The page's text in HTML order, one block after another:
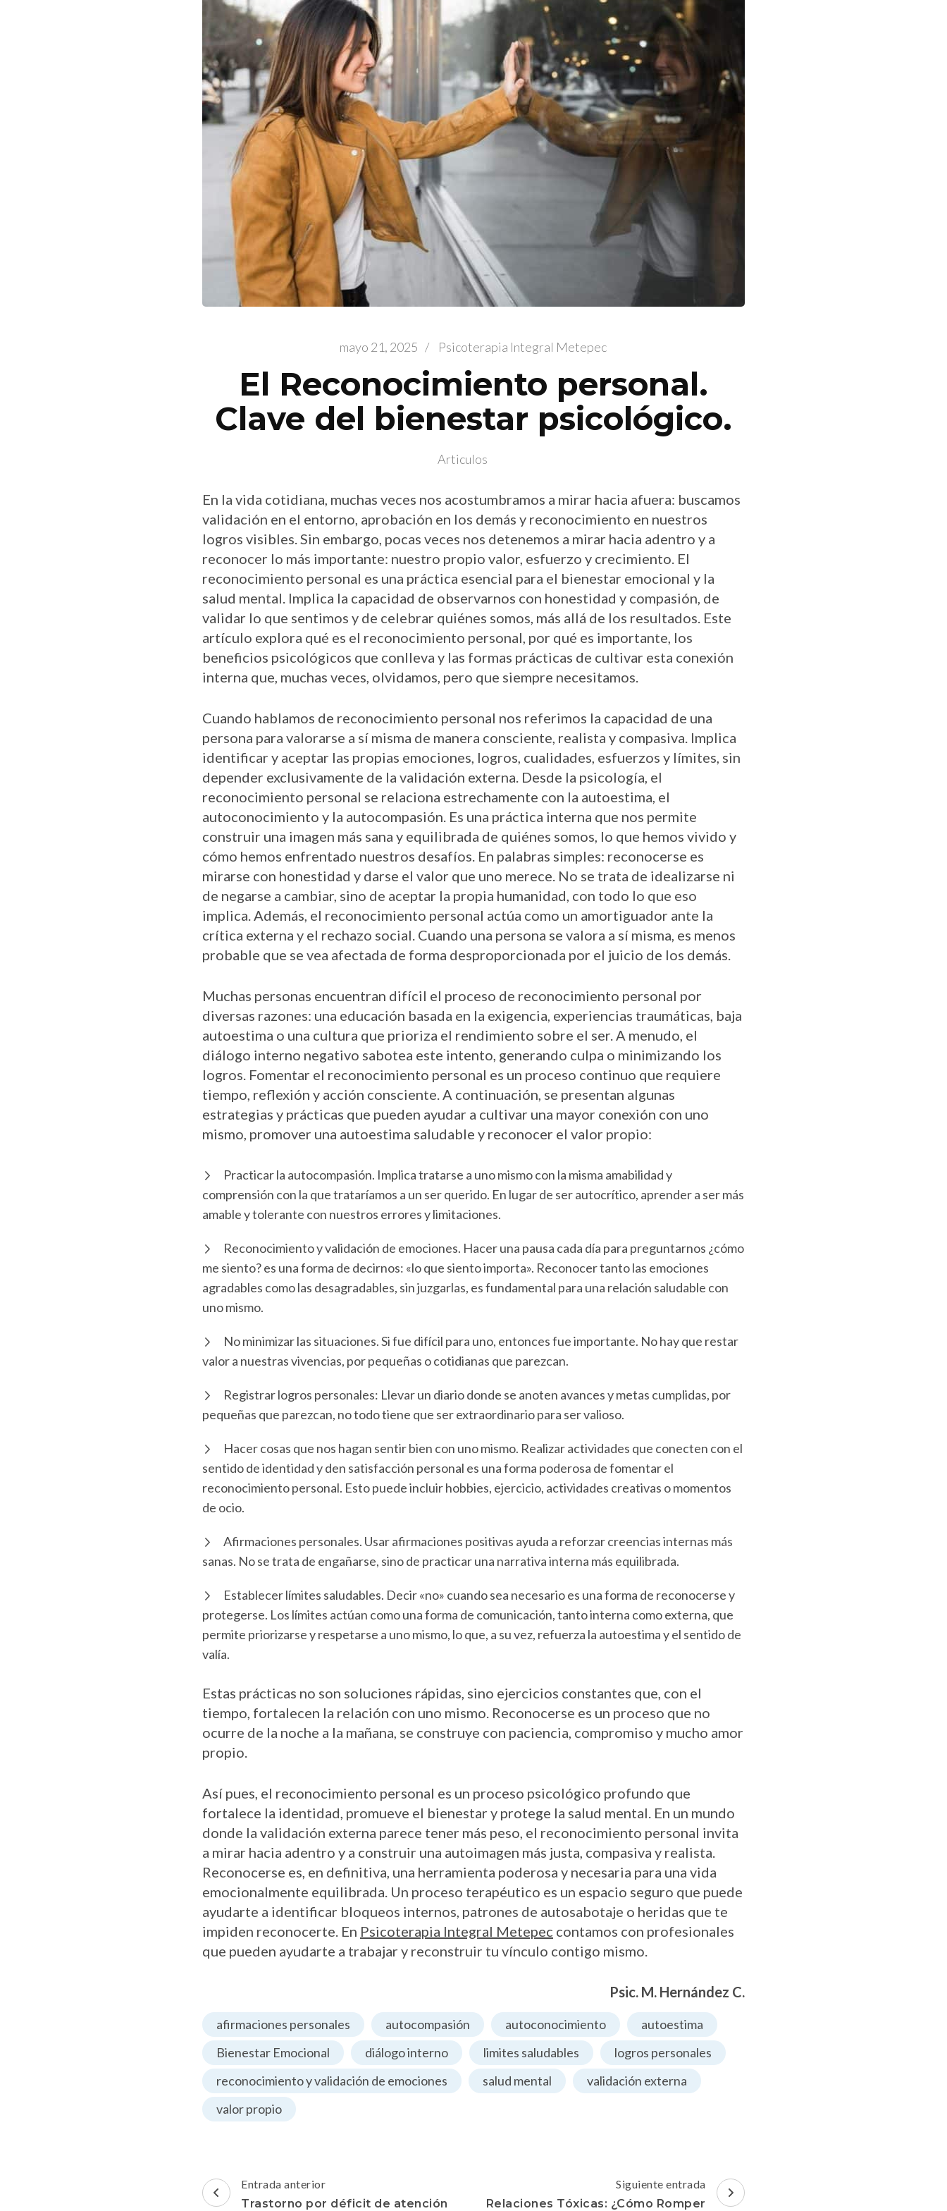
mayo 21, 2025 / Psicoterapia Integral Metepec
El Reconocimiento personal.
Clave del bienestar psicológico.
Articulos
En la vida cotidiana, muchas veces nos acostumbramos a mirar hacia afuera: buscamos
validación en el entorno, aprobación en los demás y reconocimiento en nuestros
logros visibles. Sin embargo, pocas veces nos detenemos a mirar hacia adentro y a
reconocer lo más importante: nuestro propio valor, esfuerzo y crecimiento. El
reconocimiento personal es una práctica esencial para el bienestar emocional y la
salud mental. Implica la capacidad de observarnos con honestidad y compasión, de
validar lo que sentimos y de celebrar quiénes somos, más allá de los resultados. Este
artículo explora qué es el reconocimiento personal, por qué es importante, los
beneficios psicológicos que conlleva y las formas prácticas de cultivar esta conexión
interna que, muchas veces, olvidamos, pero que siempre necesitamos.
Cuando hablamos de reconocimiento personal nos referimos la capacidad de una
persona para valorarse a sí misma de manera consciente, realista y compasiva. Implica
identificar y aceptar las propias emociones, logros, cualidades, esfuerzos y límites, sin
depender exclusivamente de la validación externa. Desde la psicología, el
reconocimiento personal se relaciona estrechamente con la autoestima, el
autoconocimiento y la autocompasión. Es una práctica interna que nos permite
construir una imagen más sana y equilibrada de quiénes somos, lo que hemos vivido y
cómo hemos enfrentado nuestros desafíos. En palabras simples: reconocerse es
mirarse con honestidad y darse el valor que uno merece. No se trata de idealizarse ni
de negarse a cambiar, sino de aceptar la propia humanidad, con todo lo que eso
implica. Además, el reconocimiento personal actúa como un amortiguador ante la
crítica externa y el rechazo social. Cuando una persona se valora a sí misma, es menos
probable que se vea afectada de forma desproporcionada por el juicio de los demás.
Muchas personas encuentran difícil el proceso de reconocimiento personal por
diversas razones: una educación basada en la exigencia, experiencias traumáticas, baja
autoestima o una cultura que prioriza el rendimiento sobre el ser. A menudo, el
diálogo interno negativo sabotea este intento, generando culpa o minimizando los
logros. Fomentar el reconocimiento personal es un proceso continuo que requiere
tiempo, reflexión y acción consciente. A continuación, se presentan algunas
estrategias y prácticas que pueden ayudar a cultivar una mayor conexión con uno
mismo, promover una autoestima saludable y reconocer el valor propio:
Practicar la autocompasión. Implica tratarse a uno mismo con la misma amabilidad y
comprensión con la que trataríamos a un ser querido. En lugar de ser autocrítico, aprender a ser más
amable y tolerante con nuestros errores y limitaciones.
Reconocimiento y validación de emociones. Hacer una pausa cada día para preguntarnos ¿cómo
me siento? es una forma de decirnos: «lo que siento importa». Reconocer tanto las emociones
agradables como las desagradables, sin juzgarlas, es fundamental para una relación saludable con
uno mismo.
No minimizar las situaciones. Si fue difícil para uno, entonces fue importante. No hay que restar
valor a nuestras vivencias, por pequeñas o cotidianas que parezcan.
Registrar logros personales: Llevar un diario donde se anoten avances y metas cumplidas, por
pequeñas que parezcan, no todo tiene que ser extraordinario para ser valioso.
Hacer cosas que nos hagan sentir bien con uno mismo. Realizar actividades que conecten con el
sentido de identidad y den satisfacción personal es una forma poderosa de fomentar el
reconocimiento personal. Esto puede incluir hobbies, ejercicio, actividades creativas o momentos
de ocio.
Afirmaciones personales. Usar afirmaciones positivas ayuda a reforzar creencias internas más
sanas. No se trata de engañarse, sino de practicar una narrativa interna más equilibrada.
Establecer límites saludables. Decir «no» cuando sea necesario es una forma de reconocerse y
protegerse. Los límites actúan como una forma de comunicación, tanto interna como externa, que
permite priorizarse y respetarse a uno mismo, lo que, a su vez, refuerza la autoestima y el sentido de
valía.
Estas prácticas no son soluciones rápidas, sino ejercicios constantes que, con el
tiempo, fortalecen la relación con uno mismo. Reconocerse es un proceso que no
ocurre de la noche a la mañana, se construye con paciencia, compromiso y mucho amor
propio.
Así pues, el reconocimiento personal es un proceso psicológico profundo que
fortalece la identidad, promueve el bienestar y protege la salud mental. En un mundo
donde la validación externa parece tener más peso, el reconocimiento personal invita
a mirar hacia adentro y a construir una autoimagen más justa, compasiva y realista.
Reconocerse es, en definitiva, una herramienta poderosa y necesaria para una vida
emocionalmente equilibrada. Un proceso terapéutico es un espacio seguro que puede
ayudarte a identificar bloqueos internos, patrones de autosabotaje o heridas que te
impiden reconocerte. En Psicoterapia Integral Metepec contamos con profesionales
que pueden ayudarte a trabajar y reconstruir tu vínculo contigo mismo.
Psic. M. Hernández C.
afirmaciones personales autocompasión autoconocimiento
autoestima
Bienestar Emocional
diálogo interno limites saludables
logros personales
reconocimiento y validación de emociones
salud mental
validación externa
valor propio
Navegación
de
Entrada anterior
Trastorno por déficit de atención
Siguiente entrada
Relaciones Tóxicas: ¿Cómo Romper